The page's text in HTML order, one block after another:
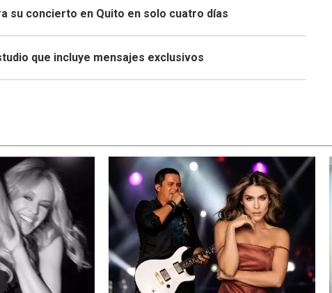
su concierto en Quito en solo cuatro días
que incluye mensajes exclusivos